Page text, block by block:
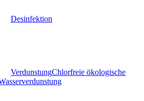
Desinfektion
VerdunstungChlorfreie ökologische